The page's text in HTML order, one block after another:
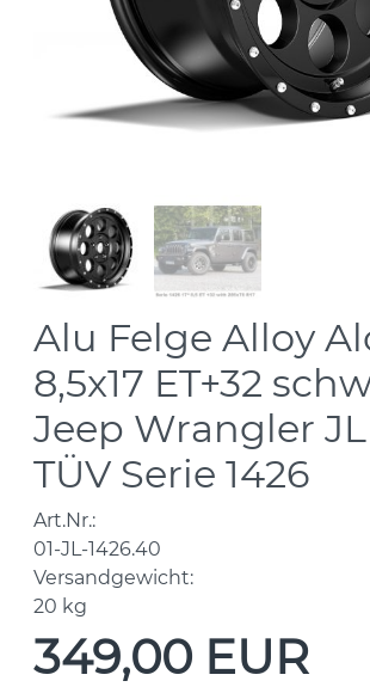
Alu Felge Alloy
8,5x17 ET+32
Jeep Wrangler JL
TÜV Serie 1426
Art.Nr.:
01-JL-1426.40
Versandgewicht:
20 kg
349,00 EUR